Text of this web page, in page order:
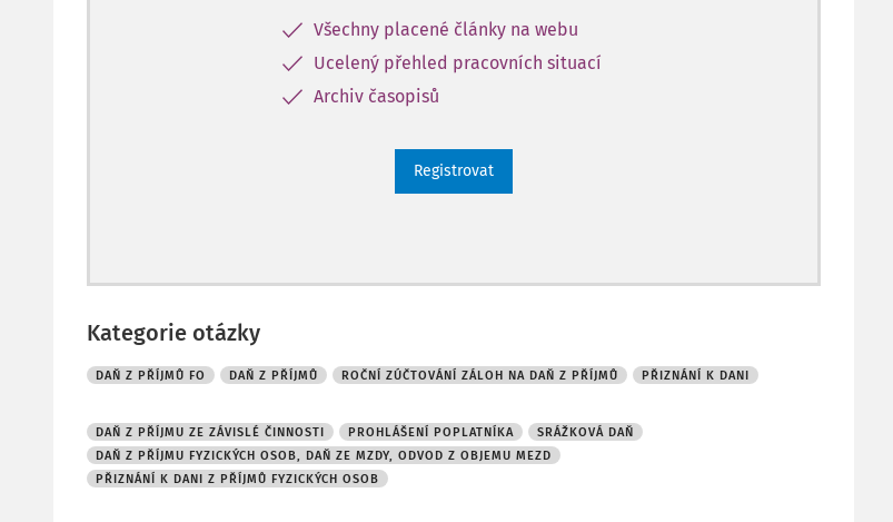
Všechny placené články na webu
Ucelený přehled pracovních situací
Archiv časopisů
Registrovat
Kategorie otázky
DAŇ Z PŘÍJMŮ FO DAŇ Z PŘÍJMŮ ROČNÍ ZÚČTOVÁNÍ ZÁLOH NA DAŇ Z PŘÍJMŮ PŘIZNÁNÍ K DANI
DAŇ Z PŘÍJMU ZE ZÁVISLÉ ČINNOSTI PROHLÁŠENÍ POPLATNÍKA
SRÁŽKOVÁ DAŇ
DAŇ Z PŘÍJMU FYZICKÝCH OSOB, DAŇ ZE MZDY, ODVOD Z OBJEMU MEZD
PŘIZNÁNÍ K DANI Z PŘÍJMŮ FYZICKÝCH OSOB